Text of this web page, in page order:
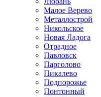
Малое Верево
Металлострой
Никольское
Новая Ладога
Отрадное
Павловск
Парголово
Пикалево
Подпорожье
Понтонный